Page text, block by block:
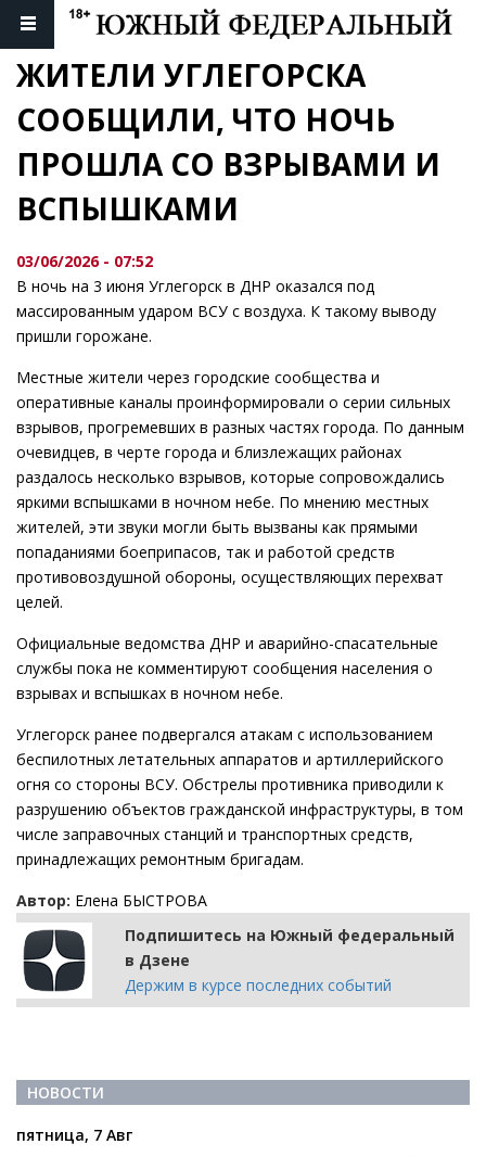
ЖИТЕЛИ УГЛЕГОРСКА
СООБЩИЛИ, ЧТО НОЧЬ
ПРОШЛА СО ВЗРЫВАМИ И
ВСПЫШКАМИ
03/06/2026 - 07:52
В ночь на 3 июня Углегорск в ДНР оказался под
массированным ударом ВСУ с воздуха. К такому выводу
пришли горожане.
Местные жители через городские сообщества и
оперативные каналы проинформировали о серии сильных
взрывов, прогремевших в разных частях города. По данным
очевидцев, в черте города и близлежащих районах
раздалось несколько взрывов, которые сопровождались
яркими вспышками в ночном небе. По мнению местных
жителей, эти звуки могли быть вызваны как прямыми
попаданиями боеприпасов, так и работой средств
противовоздушной обороны, осуществляющих перехват
целей.
Официальные ведомства ДНР и аварийно-спасательные
службы пока не комментируют сообщения населения о
взрывах и вспышках в ночном небе.
Углегорск ранее подвергался атакам с использованием
беспилотных летательных аппаратов и артиллерийского
огня со стороны ВСУ. Обстрелы противника приводили к
разрушению объектов гражданской инфраструктуры, в том
числе заправочных станций и транспортных средств,
принадлежащих ремонтным бригадам.
Автор: Елена БЫСТРОВА
Подпишитесь на Южный федеральный
в Дзене
Держим в курсе последних событий
НОВОСТИ
пятница, 7 Авг